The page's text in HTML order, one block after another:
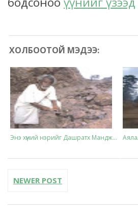
ХОЛБООТОЙ МЭДЭЭ:
Энэ хүний нэрийг Дашратх Мандж...
NEWER POST